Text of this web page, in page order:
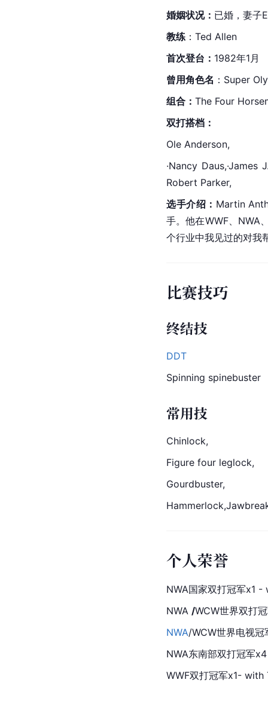
婚姻状况： 已婚，妻子
教练 ：Ted Allen
首次登台： 1982年1月
曾用角色名 ：Super
组合： The Four
双打搭档：
Ole Anderson,
·Nancy Daus,·James
Robert Parker,
选手介绍： Martin
手。他在WWF、NWA
个行业中我见过的对我
比赛技巧
终结技
DDT
Spinning spinebuster
常用技
Chinlock,
Figure four leglock,
Gourdbuster,
Hammer
个人荣誉
NWA国家双打冠军x1
NWA /WCW世界双打
NWA/WCW世界电视冠
NWA东南部双打冠军
WWF双打冠军x1- with